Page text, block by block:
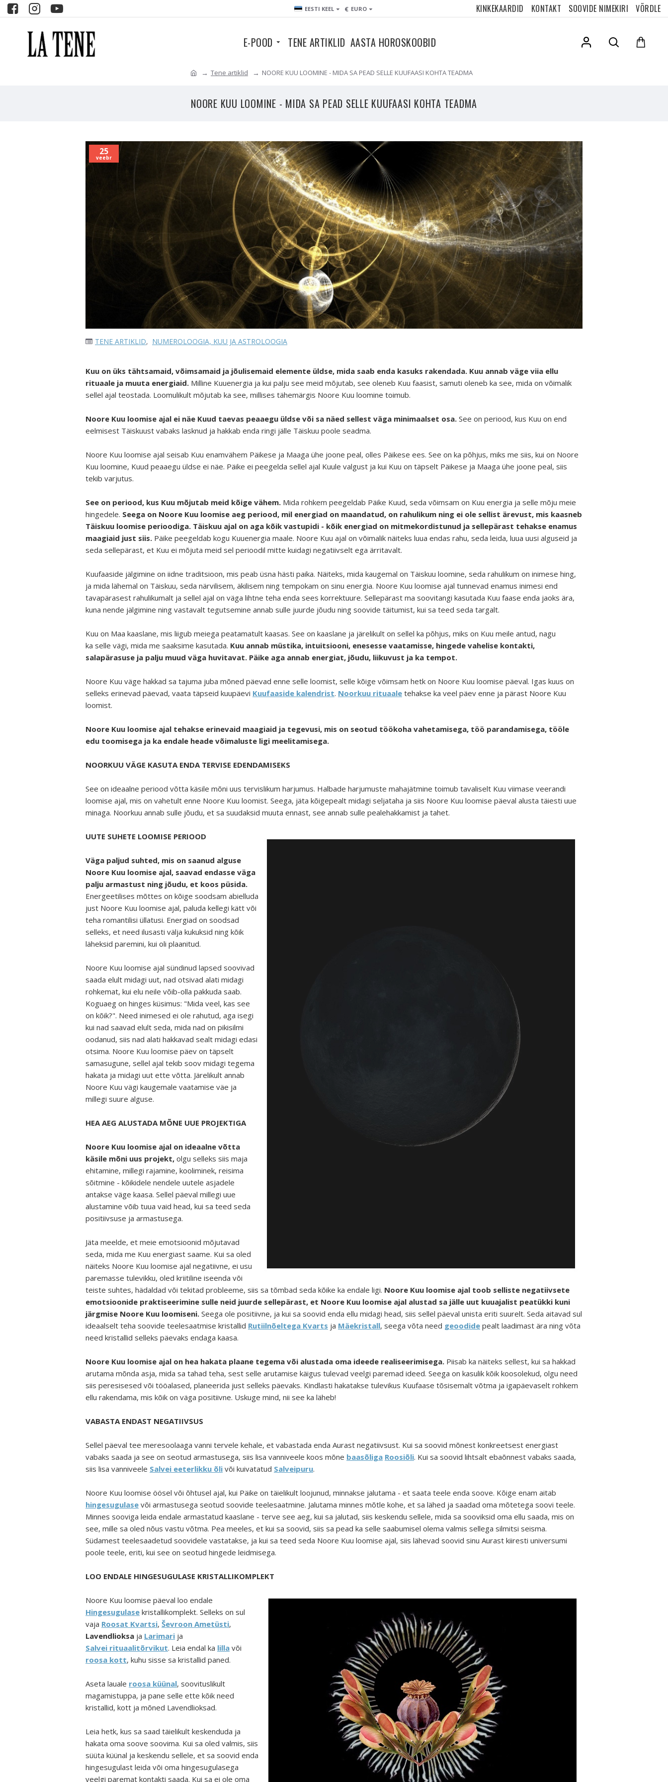
EESTI KEEL € EURO KINKEKAARDID KONTAKT SOOVIDE NIMEKIRI VÕRDLE
E-POOD TENE ARTIKLID AASTA HOROSKOOBID
Tene artiklid NOORE KUU LOOMINE - MIDA SA PEAD SELLE KUUFAASI KOHTA TEADMA
NOORE KUU LOOMINE - MIDA SA PEAD SELLE KUUFAASI KOHTA TEADMA
25
veebr
TENE ARTIKLID, NUMEROLOOGIA, KUU JA ASTROLOOGIA
Kuu on üks tähtsamaid, võimsamaid ja jõulisemaid elemente üldse, mida saab enda kasuks rakendada. Kuu annab väge viia ellu
rituaale ja muuta energiaid. Milline Kuuenergia ja kui palju see meid mõjutab, see oleneb Kuu faasist, samuti oleneb ka see, mida on võimalik
sellel ajal teostada. Loomulikult mõjutab ka see, millises tähemärgis Noore Kuu loomine toimub.
Noore Kuu loomise ajal ei näe Kuud taevas peaaegu üldse või sa näed sellest väga minimaalset osa. See on periood, kus Kuu on end
eelmisest Täiskuust vabaks lasknud ja hakkab enda ringi jälle Täiskuu poole seadma.
Noore Kuu loomise ajal seisab Kuu enamvähem Päikese ja Maaga ühe joone peal, olles Päikese ees. See on ka põhjus, miks me siis, kui on Noore
Kuu loomine, Kuud peaaegu üldse ei näe. Päike ei peegelda sellel ajal Kuule valgust ja kui Kuu on täpselt Päikese ja Maaga ühe joone peal, siis
tekib varjutus.
See on periood, kus Kuu mõjutab meid kõige vähem. Mida rohkem peegeldab Päike Kuud, seda võimsam on Kuu energia ja selle mõju meie
hingedele. Seega on Noore Kuu loomise aeg periood, mil energiad on maandatud, on rahulikum ning ei ole sellist ärevust, mis kaasneb
Täiskuu loomise perioodiga. Täiskuu ajal on aga kõik vastupidi - kõik energiad on mitmekordistunud ja sellepärast tehakse enamus
maagiaid just siis. Päike peegeldab kogu Kuuenergia maale. Noore Kuu ajal on võimalik näiteks luua endas rahu, seda leida, luua uusi alguseid ja
seda sellepärast, et Kuu ei mõjuta meid sel perioodil mitte kuidagi negatiivselt ega ärritavalt.
Kuufaaside jälgimine on iidne traditsioon, mis peab üsna hästi paika. Näiteks, mida kaugemal on Täiskuu loomine, seda rahulikum on inimese hing,
ja mida lähemal on Täiskuu, seda närvilisem, äkilisem ning tempokam on sinu energia. Noore Kuu loomise ajal tunnevad enamus inimesi end
tavapärasest rahulikumalt ja sellel ajal on väga lihtne teha enda sees korrektuure. Sellepärast ma soovitangi kasutada Kuu faase enda jaoks ära,
kuna nende jälgimine ning vastavalt tegutsemine annab sulle juurde jõudu ning soovide täitumist, kui sa teed seda targalt.
Kuu on Maa kaaslane, mis liigub meiega peatamatult kaasas. See on kaaslane ja järelikult on sellel ka põhjus, miks on Kuu meile antud, nagu
ka selle vägi, mida me saaksime kasutada. Kuu annab müstika, intuitsiooni, enesesse vaatamisse, hingede vahelise kontakti,
salapärasuse ja palju muud väga huvitavat. Päike aga annab energiat, jõudu, liikuvust ja ka tempot.
Noore Kuu väge hakkad sa tajuma juba mõned päevad enne selle loomist, selle kõige võimsam hetk on Noore Kuu loomise päeval. Igas kuus on
selleks erinevad päevad, vaata täpseid kuupäevi Kuufaaside kalendrist. Noorkuu rituaale tehakse ka veel päev enne ja pärast Noore Kuu
loomist.
Noore Kuu loomise ajal tehakse erinevaid maagiaid ja tegevusi, mis on seotud töökoha vahetamisega, töö parandamisega, tööle
edu toomisega ja ka endale heade võimaluste ligi meelitamisega.
NOORKUU VÄGE KASUTA ENDA TERVISE EDENDAMISEKS
See on ideaalne periood võtta käsile mõni uus tervislikum harjumus. Halbade harjumuste mahajätmine toimub tavaliselt Kuu viimase veerandi
loomise ajal, mis on vahetult enne Noore Kuu loomist. Seega, jäta kõigepealt midagi seljataha ja siis Noore Kuu loomise päeval alusta täiesti uue
minaga. Noorkuu annab sulle jõudu, et sa suudaksid muuta ennast, see annab sulle pealehakkamist ja tahet.
UUTE SUHETE LOOMISE PERIOOD
Väga paljud suhted, mis on saanud alguse
Noore Kuu loomise ajal, saavad endasse väga
palju armastust ning jõudu, et koos püsida.
Energeetilises mõttes on kõige soodsam abielluda
just Noore Kuu loomise ajal, paluda kellegi kätt või
teha romantilisi üllatusi. Energiad on soodsad
selleks, et need ilusasti välja kukuksid ning kõik
läheksid paremini, kui oli plaanitud.
Noore Kuu loomise ajal sündinud lapsed soovivad
saada elult midagi uut, nad otsivad alati midagi
rohkemat, kui elu neile võib-olla pakkuda saab.
Koguaeg on hinges küsimus: "Mida veel, kas see
on kõik?". Need inimesed ei ole rahutud, aga isegi
kui nad saavad elult seda, mida nad on pikisilmi
oodanud, siis nad alati hakkavad sealt midagi edasi
otsima. Noore Kuu loomise päev on täpselt
samasugune, sellel ajal tekib soov midagi tegema
hakata ja midagi uut ette võtta. Järelikult annab
Noore Kuu vägi kaugemale vaatamise väe ja
millegi suure alguse.
HEA AEG ALUSTADA MÕNE UUE PROJEKTIGA
Noore Kuu loomise ajal on ideaalne võtta
käsile mõni uus projekt, olgu selleks siis maja
ehitamine, millegi rajamine, kooliminek, reisima
sõitmine - kõikidele nendele uutele asjadele
antakse väge kaasa. Sellel päeval millegi uue
alustamine võib tuua vaid head, kui sa teed seda
positiivsuse ja armastusega.
Jäta meelde, et meie emotsioonid mõjutavad
seda, mida me Kuu energiast saame. Kui sa oled
näiteks Noore Kuu loomise ajal negatiivne, ei usu
paremasse tulevikku, oled kriitiline iseenda või
teiste suhtes, hädaldad või tekitad probleeme, siis sa tõmbad seda kõike ka endale ligi. Noore Kuu loomise ajal toob selliste negatiivsete
emotsioonide praktiseerimine sulle neid juurde sellepärast, et Noore Kuu loomise ajal alustad sa jälle uut kuuajalist peatükki kuni
järgmise Noore Kuu loomiseni. Seega ole positiivne, ja kui sa soovid enda ellu midagi head, siis sellel päeval unista eriti suurelt. Seda aitavad sul
ideaalselt teha soovide teelesaatmise kristallid Rutiilnõeltega Kvarts ja Mäekristall, seega võta need geoodide pealt laadimast ära ning võta
need kristallid selleks päevaks endaga kaasa.
Noore Kuu loomise ajal on hea hakata plaane tegema või alustada oma ideede realiseerimisega. Piisab ka näiteks sellest, kui sa hakkad
arutama mõnda asja, mida sa tahad teha, sest selle arutamise käigus tulevad veelgi paremad ideed. Seega on kasulik kõik koosolekud, olgu need
siis peresisesed või tööalased, planeerida just selleks päevaks. Kindlasti hakatakse tulevikus Kuufaase tõsisemalt võtma ja igapäevaselt rohkem
ellu rakendama, mis kõik on väga positiivne. Uskuge mind, nii see ka läheb!
VABASTA ENDAST NEGATIIVSUS
Sellel päeval tee meresoolaaga vanni tervele kehale, et vabastada enda Aurast negatiivsust. Kui sa soovid mõnest konkreetsest energiast
vabaks saada ja see on seotud armastusega, siis lisa vanniveele koos mõne baasõliga Roosiõli. Kui sa soovid lihtsalt ebaõnnest vabaks saada,
siis lisa vanniveele Salvei eeterlikku õli või kuivatatud Salveipuru.
Noore Kuu loomise öösel või õhtusel ajal, kui Päike on täielikult loojunud, minnakse jalutama - et saata teele enda soove. Kõige enam aitab
hingesugulase või armastusega seotud soovide teelesaatmine. Jalutama minnes mõtle kohe, et sa lähed ja saadad oma mõtetega soovi teele.
Minnes sooviga leida endale armastatud kaaslane - terve see aeg, kui sa jalutad, siis keskendu sellele, mida sa sooviksid oma ellu saada, mis on
see, mille sa oled nõus vastu võtma. Pea meeles, et kui sa soovid, siis sa pead ka selle saabumisel olema valmis sellega silmitsi seisma.
Südamest teelesaadetud soovidele vastatakse, ja kui sa teed seda Noore Kuu loomise ajal, siis lähevad soovid sinu Aurast kiiresti universumi
poole teele, eriti, kui see on seotud hingede leidmisega.
LOO ENDALE HINGESUGULASE KRISTALLIKOMPLEKT
Noore Kuu loomise päeval loo endale
Hingesugulase kristallikomplekt. Selleks on sul
vaja Roosat Kvartsi, Ševroon Ametüsti,
Lavendlioksa ja Larimari ja
Salvei rituaalitõrvikut. Leia endal ka lilla või
roosa kott, kuhu sisse sa kristallid paned.
Aseta lauale roosa küünal, soovituslikult
magamistuppa, ja pane selle ette kõik need
kristallid, kott ja mõned Lavendlioksad.
Leia hetk, kus sa saad täielikult keskenduda ja
hakata oma soove soovima. Kui sa oled valmis, siis
süüta küünal ja keskendu sellele, et sa soovid enda
hingesugulast leida või oma hingesugulasega
veelgi paremat kontakti saada. Kui sa ei ole oma